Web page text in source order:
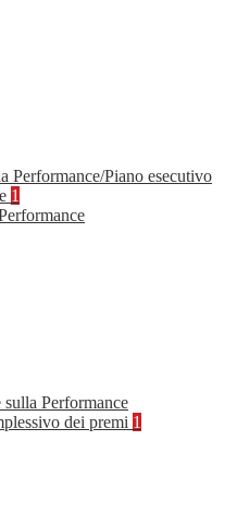
Performance/Piano esecutivo
1
sulla Performance
dei premi 1